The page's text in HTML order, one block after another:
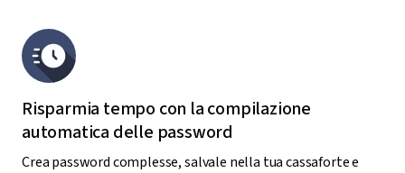
Risparmia tempo con la compilazione
automatica delle password
Crea password complesse, salvale nella tua cassaforte e